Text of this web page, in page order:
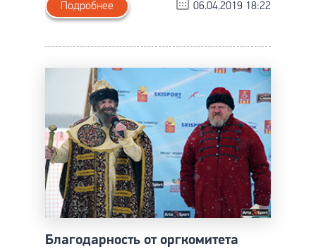
Подробнее 06.04.2019 18:22
Благодарность от оргкомитета